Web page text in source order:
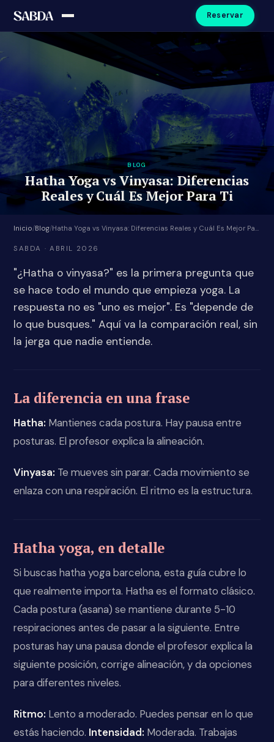
Reservar
BLOG
Hatha Yoga vs Vinyasa: Diferencias
Reales y Cuál Es Mejor Para Ti
Inicio/Blog/
SABDA · ABRIL 2026
"¿Hatha o vinyasa?" es la primera pregunta que
se hace todo el mundo que empieza yoga. La
respuesta no es "uno es mejor". Es "depende de
lo que busques." Aquí va la comparación real, sin
la jerga que nadie entiende.
La diferencia en una frase
Hatha: Mantienes cada postura. Hay pausa entre
posturas. El profesor explica la alineación.
Vinyasa: Te mueves sin parar. Cada movimiento se
enlaza con una respiración. El ritmo es la estructura.
Hatha yoga, en detalle
Si buscas hatha yoga barcelona, esta guía cubre lo
que realmente importa. Hatha es el formato clásico.
Cada postura (asana) se mantiene durante 5-10
respiraciones antes de pasar a la siguiente. Entre
posturas hay una pausa donde el profesor explica la
siguiente posición, corrige alineación, y da opciones
para diferentes niveles.
Ritmo: Lento a moderado. Puedes pensar en lo que
estás haciendo. Intensidad: Moderada. Trabajas